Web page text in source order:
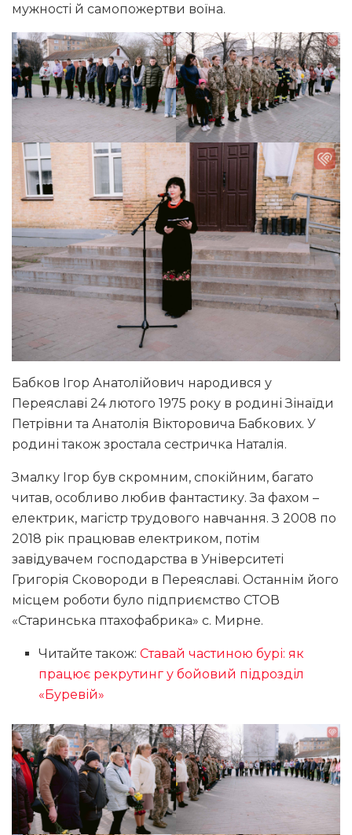
мужності й самопожертви воїна.
Бабков Ігор Анатолійович народився у
Переяславі 24 лютого 1975 року в родині Зінаїди
Петрівни та Анатолія Вікторовича Бабкових. У
родині також зростала сестричка Наталія.
Змалку Ігор був скромним, спокійним, багато
читав, особливо любив фантастику. За фахом –
електрик, магістр трудового навчання. З 2008 по
2018 рік працював електриком, потім
завідувачем господарства в Університеті
Григорія Сковороди в Переяславі. Останнім його
місцем роботи було підприємство СТОВ
«Старинська птахофабрика» с. Мирне.
Читайте також:Ставай частиною бурі: як
працює рекрутинг у бойовий підрозділ
«Буревій»